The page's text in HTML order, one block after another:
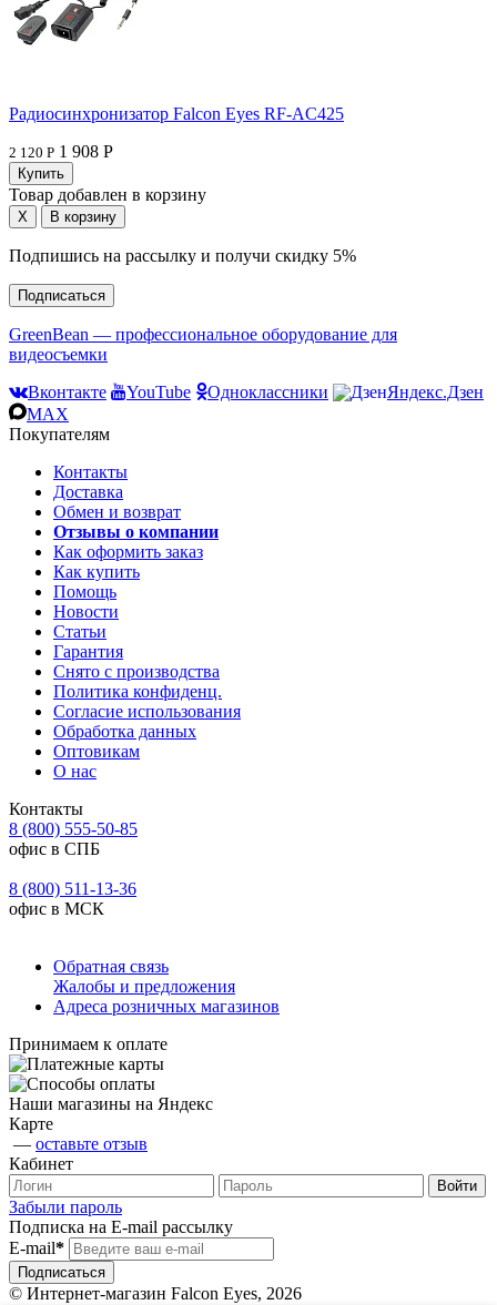
Радиосинхронизатор Falcon Eyes RF-AC425
2 120 Р 1 908 Р
Товар добавлен в корзину
Подпишись на рассылку и получи скидку 5%
Подписаться
GreenBean — профессиональное оборудование для
видеосъемки
Вконтакте
YouTube Одноклассники
Яндекс.Дзен
MAX
Покупателям
Контакты
Доставка
Обмен и возврат
Отзывы о компании
Как оформить заказ
Как купить
Помощь
Новости
Статьи
Гарантия
Снято с производства
Политика конфиденц.
Согласие использования
Обработка данных
Оптовикам
О нас
Контакты
8 (800) 555-50-85
офис в СПБ
8 (800) 511-13-36
офис в МСК
Обратная связь
Жалобы и предложения
Адреса розничных магазинов
Принимаем к оплате
Наши магазины на Яндекс
Карте
— оставьте отзыв
Кабинет
Забыли пароль
Подписка на E-mail рассылку
E-mail*
© Интернет-магазин Falcon Eyes, 2026